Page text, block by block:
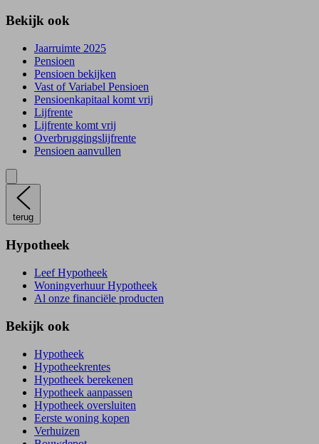
Bekijk ook
Jaarruimte 2025
Pensioen
Pensioen bekijken
Vast of Variabel Pensioen
Pensioenkapitaal komt vrij
Lijfrente
Lijfrente komt vrij
Overbruggingslijfrente
Pensioen aanvullen
terug
Hypotheek
Leef Hypotheek
Woningverhuur Hypotheek
Al onze financiële producten
Bekijk ook
Hypotheek
Hypotheekrentes
Hypotheek berekenen
Hypotheek aanpassen
Hypotheek oversluiten
Eerste woning kopen
Verhuizen